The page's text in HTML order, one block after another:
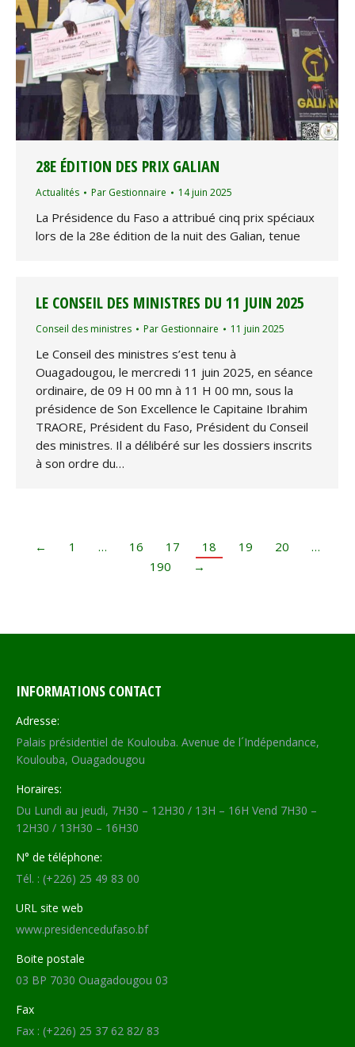
28E ÉDITION DES PRIX GALIAN
Actualités Par Gestionnaire 14 juin 2025
La Présidence du Faso a attribué cinq prix spéciaux
lors de la 28e édition de la nuit des Galian, tenue
LE CONSEIL DES MINISTRES DU 11 JUIN 2025
Conseil des ministres Par Gestionnaire 11 juin 2025
Le Conseil des ministres s’est tenu à
Ouagadougou, le mercredi 11 juin 2025, en séance
ordinaire, de 09 H 00 mn à 11 H 00 mn, sous la
présidence de Son Excellence le Capitaine Ibrahim
TRAORE, Président du Faso, Président du Conseil
des ministres. Il a délibéré sur les dossiers inscrits
à son ordre du…
← 1 … 16 17 18 19 20
…
190
→
INFORMATIONS CONTACT
Adresse:
Palais présidentiel de Koulouba. Avenue de l´Indépendance,
Koulouba, Ouagadougou
Horaires:
Du Lundi au jeudi, 7H30 – 12H30 / 13H – 16H Vend 7H30 –
12H30 / 13H30 – 16H30
N° de téléphone:
Tél. : (+226) 25 49 83 00
URL site web
www.presidencedufaso.bf
Boite postale
03 BP 7030 Ouagadougou 03
Fax
Fax : (+226) 25 37 62 82/ 83